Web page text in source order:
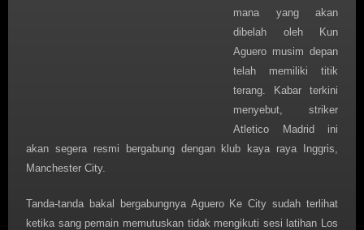
mana yang akan
dibelah oleh Kun
Aguero musim depan
telah memiliki titik
terang. Kabar terkini
menyebut, striker
Atletico Madrid ini
akan segera resmi bergabung dengan klub kaya raya Inggris,
Manchester City.
Tanda-tanda bakal bergabungnya Aguero Ke City sudah terlihat
ketika sang pemain memutuskan tidak mengikuti sesi latihan Los